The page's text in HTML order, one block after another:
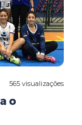
565 visualizações
o